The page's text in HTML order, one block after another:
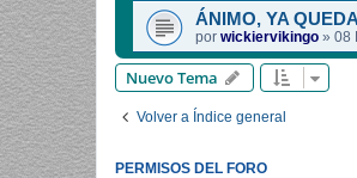
ÁNIMO, YA
por wickiervikingo » 08
Nuevo Tema
Volver a Índice general
PERMISOS DEL FORO